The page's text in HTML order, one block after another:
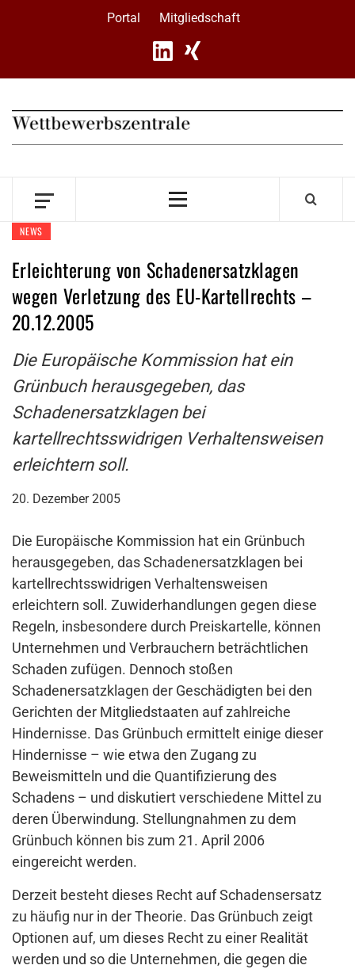
Portal Mitgliedschaft
Primary
NEWS
Erleichterung von Schadenersatzklagen
wegen Verletzung des EU-Kartellrechts –
20.12.2005
Die Europäische Kommission hat ein
Grünbuch herausgegeben, das
Schadenersatzklagen bei
kartellrechtsswidrigen Verhaltensweisen
erleichtern soll.
20. Dezember 2005
Die Europäische Kommission hat ein Grünbuch
herausgegeben, das Schadenersatzklagen bei
kartellrechtsswidrigen Verhaltensweisen
erleichtern soll. Zuwiderhandlungen gegen diese
Regeln, insbesondere durch Preiskartelle, können
Unternehmen und Verbrauchern beträchtlichen
Schaden zufügen. Dennoch stoßen
Schadenersatzklagen der Geschädigten bei den
Gerichten der Mitgliedstaaten auf zahlreiche
Hindernisse. Das Grünbuch ermittelt einige dieser
Hindernisse – wie etwa den Zugang zu
Beweismitteln und die Quantifizierung des
Schadens – und diskutiert verschiedene Mittel zu
deren Überwindung. Stellungnahmen zu dem
Grünbuch können bis zum 21. April 2006
eingereicht werden.
Derzeit besteht dieses Recht auf Schadensersatz
zu häufig nur in der Theorie. Das Grünbuch zeigt
Optionen auf, um dieses Recht zu einer Realität
werden und so die Unternehmen, die gegen die